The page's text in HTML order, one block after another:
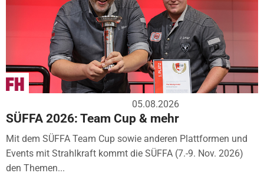
05.08.2026
SÜFFA 2026: Team Cup & mehr
Mit dem SÜFFA Team Cup sowie anderen Plattformen und
Events mit Strahlkraft kommt die SÜFFA (7.-9. Nov. 2026)
den Themen...